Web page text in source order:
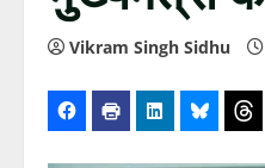
Vikram Singh Sidhu